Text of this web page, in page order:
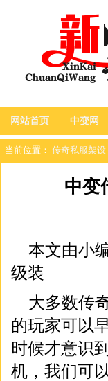
网站首页 中变网
当前位置： 传奇私服架设
中变
本文由小
级装
大多数传
的玩家可以
时候才意识
机，我们可